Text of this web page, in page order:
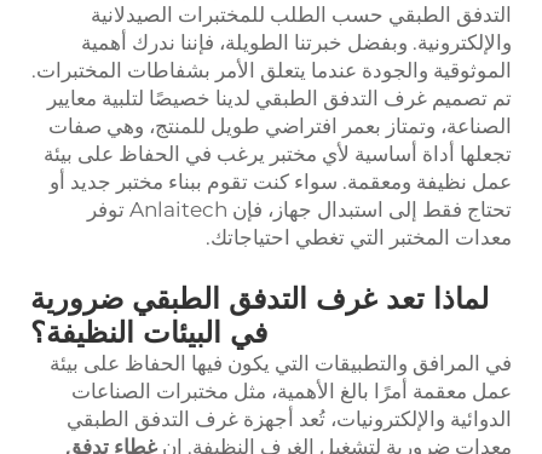
التدفق الطبقي حسب الطلب للمختبرات الصيدلانية
والإلكترونية. وبفضل خبرتنا الطويلة، فإننا ندرك أهمية
الموثوقية والجودة عندما يتعلق الأمر بشفاطات المختبرات.
تم تصميم غرف التدفق الطبقي لدينا خصيصًا لتلبية معايير
الصناعة، وتمتاز بعمر افتراضي طويل للمنتج، وهي صفات
تجعلها أداة أساسية لأي مختبر يرغب في الحفاظ على بيئة
عمل نظيفة ومعقمة. سواء كنت تقوم ببناء مختبر جديد أو
تحتاج فقط إلى استبدال جهاز، فإن Anlaitech توفر
معدات المختبر التي تغطي احتياجاتك.
لماذا تعد غرف التدفق الطبقي ضرورية
في البيئات النظيفة؟
في المرافق والتطبيقات التي يكون فيها الحفاظ على بيئة
عمل معقمة أمرًا بالغ الأهمية، مثل مختبرات الصناعات
الدوائية والإلكترونيات، تُعد أجهزة غرف التدفق الطبقي
معدات ضرورية لتشغيل الغرف النظيفة. إن غطاء تدفق